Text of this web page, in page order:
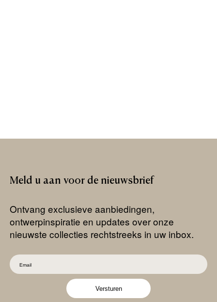
Meld u aan voor de nieuwsbrief
Ontvang exclusieve aanbiedingen,
ontwerpinspiratie en updates over onze
nieuwste collecties rechtstreeks in uw inbox.
Versturen